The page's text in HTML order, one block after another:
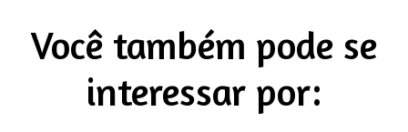
Você também pode se
interessar por: